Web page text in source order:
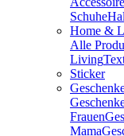
Schuhe
Home &
Alle
Living
Sticker
Frauen
Mama